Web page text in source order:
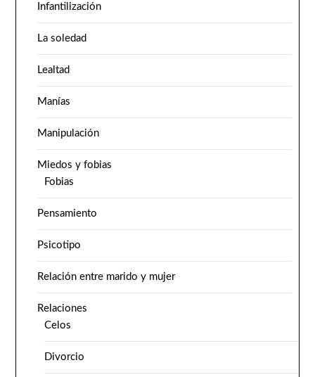
Infantilización
La soledad
Lealtad
Manías
Manipulación
Miedos y fobias
Fobias
Pensamiento
Psicotipo
Relación entre marido y mujer
Relaciones
Celos
Divorcio